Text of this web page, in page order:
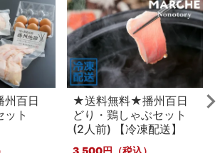
州百日
ット
★送料無料★播州百日
どり・鶏しゃぶセット
(2人前) 【冷凍配送】
3,500